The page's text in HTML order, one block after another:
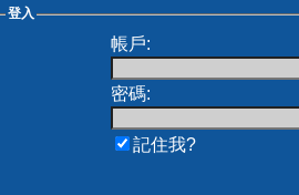
登入
帳戶:
密碼:
記住我?